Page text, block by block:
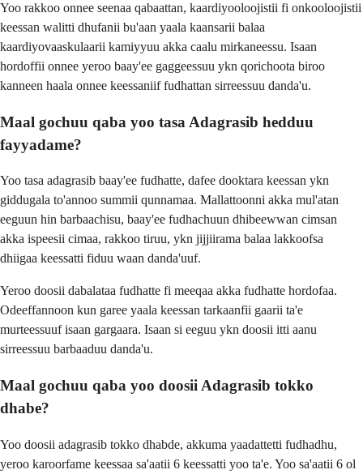
Yoo rakkoo onnee seenaa qabaattan, kaardiyooloojistii fi onkooloojistii
keessan walitti dhufanii bu'aan yaala kaansarii balaa
kaardiyovaaskulaarii kamiyyuu akka caalu mirkaneessu. Isaan
hordoffii onnee yeroo baay'ee gaggeessuu ykn qorichoota biroo
kanneen haala onnee keessaniif fudhattan sirreessuu danda'u.
Maal gochuu qaba yoo tasa Adagrasib hedduu
fayyadame?
Yoo tasa adagrasib baay'ee fudhatte, dafee dooktara keessan ykn
giddugala to'annoo summii qunnamaa. Mallattoonni akka mul'atan
eeguun hin barbaachisu, baay'ee fudhachuun dhibeewwan cimsan
akka ispeesii cimaa, rakkoo tiruu, ykn jijjiirama balaa lakkoofsa
dhiigaa keessatti fiduu waan danda'uuf.
Yeroo doosii dabalataa fudhatte fi meeqaa akka fudhatte hordofaa.
Odeeffannoon kun garee yaala keessan tarkaanfii gaarii ta'e
murteessuuf isaan gargaara. Isaan si eeguu ykn doosii itti aanu
sirreessuu barbaaduu danda'u.
Maal gochuu qaba yoo doosii Adagrasib tokko
dhabe?
Yoo doosii adagrasib tokko dhabde, akkuma yaadattetti fudhadhu,
yeroo karoorfame keessaa sa'aatii 6 keessatti yoo ta'e. Yoo sa'aatii 6 ol